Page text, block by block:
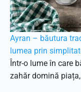
Ayran – băutura
lumea prin
Într-o lume în care
zahăr domină